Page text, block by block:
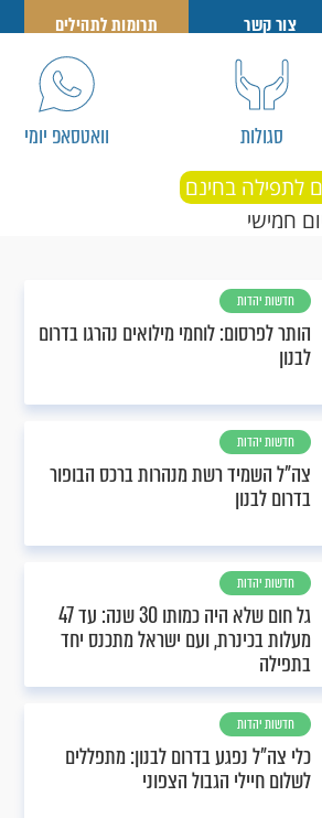
צור קשר תרומות לתהילים
סגולות וואטסאפ יומי
לתפילה בחינם
חמישי
חדשות יהדות
הותר לפרסום: לוחמי מילואים נהרגו בדרום
לבנון
חדשות יהדות
צה"ל השמיד רשת מנהרות ברכס הבופור
בדרום לבנון
חדשות יהדות
גל חום שלא היה כמותו 30 שנה: עד 47
מעלות בכינרת, ועם ישראל מתכנס יחד
בתפילה
חדשות יהדות
כלי צה"ל נפגע בדרום לבנון: מתפללים
לשלום חיילי הגבול הצפוני